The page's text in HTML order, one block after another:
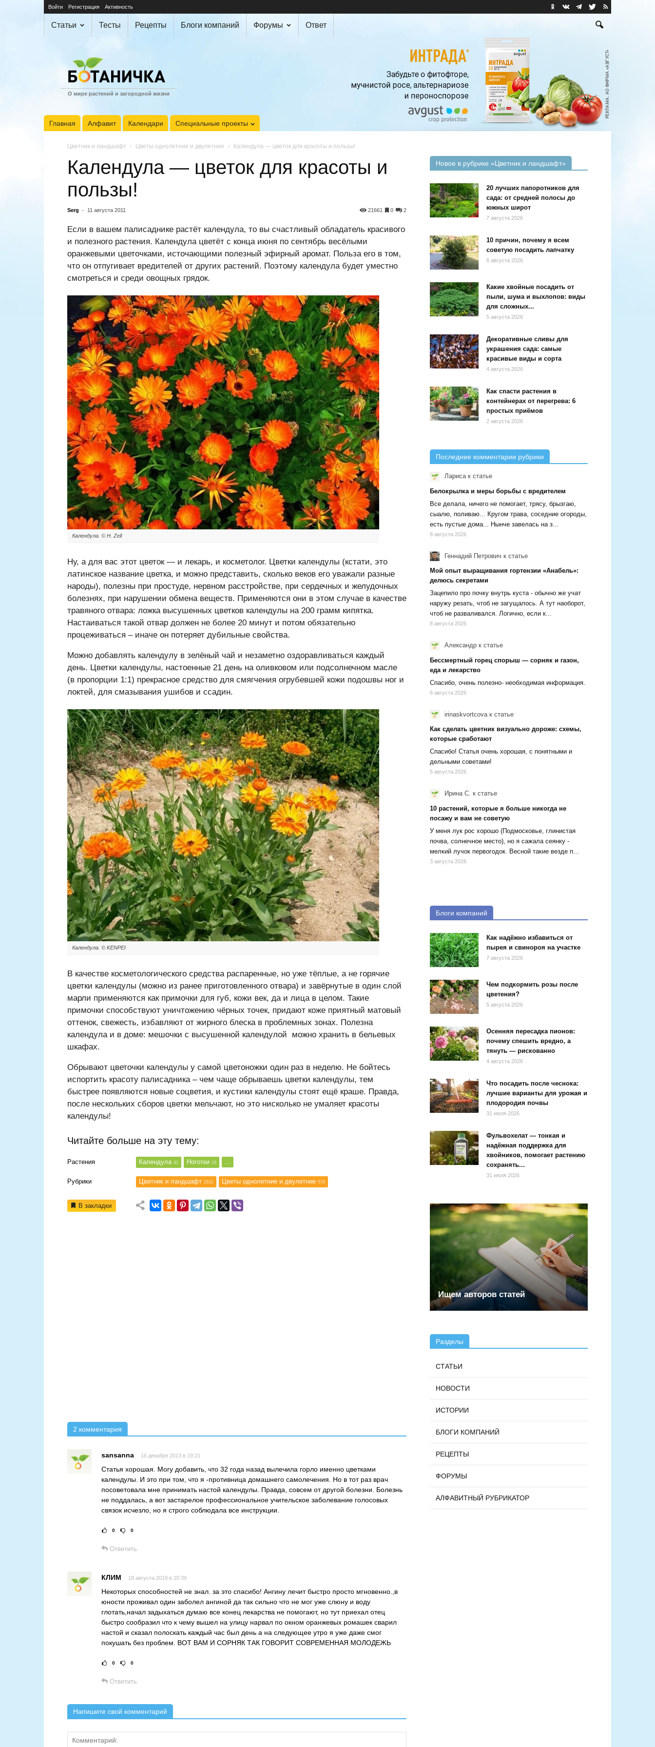
Войти Регистрация Активность
Статьи Тесты Рецепты Блоги компаний Форумы Ответ
О мире растений и загородной жизни
Главная Алфавит Календари Специальные проекты
Цветник и ландшафт Цветы однолетние и двулетние Календула — цветок для красоты и пользы!
Календула — цветок для красоты и
пользы!
Serg - 11 августа 2011 2
0
21661
Если в вашем палисаднике растёт календула, то вы счастливый обладатель красивого
и полезного растения. Календула цветёт с конца июня по сентябрь весёлыми
оранжевыми цветочками, источающими полезный эфирный аромат. Польза его в том,
что он отпугивает вредителей от других растений. Поэтому календула будет уместно
смотреться и среди овощных грядок.
Календула. © H. Zell
Ну, а для вас этот цветок — и лекарь, и косметолог. Цветки календулы (кстати, это
латинское название цветка, и можно представить, сколько веков его уважали разные
народы), полезны при простуде, нервном расстройстве, при сердечных и желудочных
болезнях, при нарушении обмена веществ. Применяются они в этом случае в качестве
травяного отвара: ложка высушенных цветков календулы на 200 грамм кипятка.
Настаиваться такой отвар должен не более 20 минут и потом обязательно
процеживаться – иначе он потеряет дубильные свойства.
Можно добавлять календулу в зелёный чай и незаметно оздоравливаться каждый
день. Цветки календулы, настоенные 21 день на оливковом или подсолнечном масле
(в пропорции 1:1) прекрасное средство для смягчения огрубевшей кожи подошвы ног и
локтей, для смазывания ушибов и ссадин.
Календула. © KENPEI
В качестве косметологического средства распаренные, но уже тёплые, а не горячие
цветки календулы (можно из ранее приготовленного отвара) и завёрнутые в один слой
марли применяются как примочки для губ, кожи век, да и лица в целом. Такие
примочки способствуют уничтожению чёрных точек, придают коже приятный матовый
оттенок, свежесть, избавляют от жирного блеска в проблемных зонах. Полезна
календула и в доме: мешочки с высушенной календулой можно хранить в бельевых
шкафах.
Обрывают цветочки календулы у самой цветоножки один раз в неделю. Не бойтесь
испортить красоту палисадника – чем чаще обрываешь цветки календулы, тем
быстрее появляются новые соцветия, и кустики календулы стоят ещё краше. Правда,
после нескольких сборов цветки мельчают, но это нисколько не умаляет красоты
календулы!
Читайте больше на эту тему:
Растения Календула 41 Ноготки 18 ...
Рубрики Цветник и ландшафт 2631 Цветы однолетние и двулетние 578
В закладки
2 комментария
sansanna 16 декабря 2013 в 19:21
Статья хорошая. Могу добавить, что 32 года назад вылечила горло именно цветками
календулы. И это при том, что я -противница домашнего самолечения. Но в тот раз врач
посоветовала мне принимать настой календулы. Правда, совсем от другой болезни. Болезнь
не поддалась, а вот застарелое профессиональное учительское заболевание голосовых
связок исчезло, но я строго соблюдала все инструкции.
Рейтинг статьи:
0 0
Ответить
КЛИМ 18 августа 2019 в 20:39
Некоторых способностей не знал. за это спасибо! Ангину лечит быстро просто мгновенно.,в
юности проживал один заболел ангиной да так сильно что не мог уже слюну и воду
глотать,начал задыхаться думаю все конец лекарства не помогают, но тут приехал отец
быстро сообразил что к чему вышел на улицу нарвал по окном оранжевых ромашек сварил
настой и сказал полоскать каждый час был день а на следующее утро я уже даже смог
покушать без проблем. ВОТ ВАМ И СОРНЯК ТАК ГОВОРИТ СОВРЕМЕННАЯ МОЛОДЕЖЬ
Рейтинг статьи:
0 0
Ответить
Напишите свой комментарий
Новое в рубрике «Цветник и ландшафт»
20 лучших папоротников для
сада: от средней полосы до
южных широт
7 августа 2026
10 причин, почему я всем
советую посадить лапчатку
6 августа 2026
Какие хвойные посадить от
пыли, шума и выхлопов: виды
для сложных...
5 августа 2026
Декоративные сливы для
украшения сада: самые
красивые виды и сорта
4 августа 2026
Как спасти растения в
контейнерах от перегрева: 6
простых приёмов
2 августа 2026
Последние комментарии рубрики
Ларисак статье
Белокрылка и меры борьбы с вредителем
Все делала, ничего не помогает, трясу, брызгаю,
сыалю, поливаю... Кругом трава, соседние огороды,
есть пустые дома... Нынче завелась на з...
8 августа 2026
Геннадий Петрович к статье
Мой опыт выращивания гортензии «Анабель»:
делюсь секретами
Зацепило про почку внутрь куста - обычно же учат
наружу резать, чтоб не загущалось. А тут наоборот,
чтоб не разваливался. Логично, если к...
8 августа 2026
Александр к статье
Бессмертный горец спорыш — сорняк и газон,
еда и лекарство
Спасибо, очень полезно- необходимая информация.
6 августа 2026
irinaskvortcova к статье
Как сделать цветник визуально дороже: схемы,
которые сработают
Спасибо! Статья очень хорошая, с понятными и
дельными советами!
5 августа 2026
Ирина С. к статье
10 растений, которые я больше никогда не
посажу и вам не советую
У меня лук рос хорошо (Подмосковье, глинистая
почва, солнечное место), но я сажала сеянку -
мелкий лучок первогодок. Весной такие везде п...
3 августа 2026
Блоги компаний
Как надёжно избавиться от
пырея и свинороя на участке
7 августа 2026
Чем подкормить розы после
цветения?
5 августа 2026
Осенняя пересадка пионов:
почему спешить вредно, а
тянуть — рискованно
4 августа 2026
Что посадить после чеснока:
лучшие варианты для урожая и
плодородия почвы
31 июля 2026
Фульвохелат — тонкая и
надёжная поддержка для
хвойников, помогает растению
сохранять...
31 июля 2026
Ищем авторов статей
Разделы
СТАТЬИ
НОВОСТИ
ИСТОРИИ
БЛОГИ КОМПАНИЙ
РЕЦЕПТЫ
ФОРУМЫ
АЛФАВИТНЫЙ РУБРИКАТОР